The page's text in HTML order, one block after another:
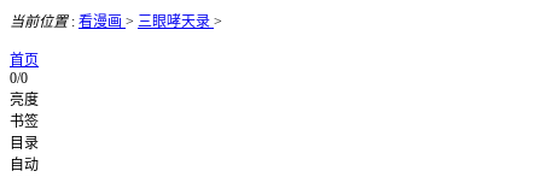
当前位置: 看漫画 > 三眼哮天录 >
首页
0/0
亮度
书签
目录
自动